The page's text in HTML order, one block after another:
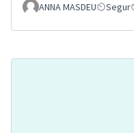
ANNA MASDEU Segur